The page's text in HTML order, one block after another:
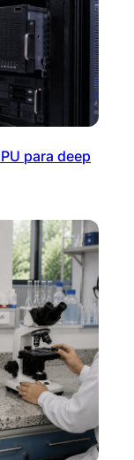
para deep